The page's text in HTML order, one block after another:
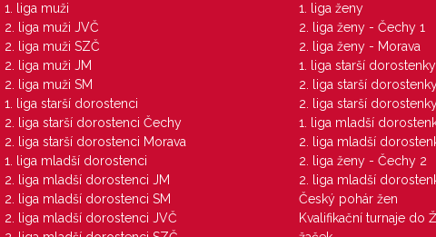
1. liga muži
2. liga muži JVČ
2. liga muži SZČ
2. liga muži JM
2. liga muži SM
1. liga starší dorostenci
2. liga starší dorostenci Čechy
2. liga starší dorostenci Morava
1. liga mladší dorostenci
2. liga mladší dorostenci JM
2. liga mladší dorostenci SM
2. liga mladší dorostenci JVČ
1. liga ženy
2. liga ženy - Čechy 1
2. liga ženy - Morava
1. liga starší dorostenky
2. liga starší
2. liga starší
1. liga mladší
2. liga mladší
2. liga ženy - Čechy 2
2. liga mladší
Český pohár žen
Kvalifikační turnaje do